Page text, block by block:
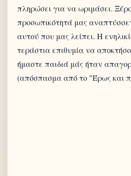
πληρώσει για να ωριμάσει.
προσωπικότητά μας
αυτού που μας λείπει. Η
τεράστια επιθυμία να
ήμαστε παιδιά μάς ήταν